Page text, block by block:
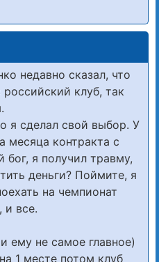
недавно сказал, что
клуб, так
сделал свой выбор. У
месяца контракта с
я получил травму,
деньги? Поймите, я
на чемпионат
и все.
ему не самое главное)
1 месте потом клуб